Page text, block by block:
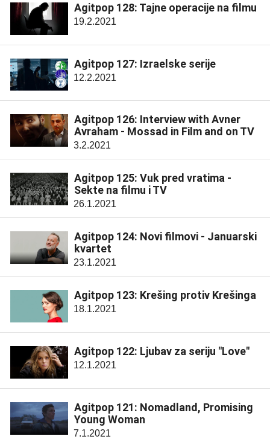
Agitpop 128: Tajne operacije na filmu
19.2.2021
Agitpop 127: Izraelske serije
12.2.2021
Agitpop 126: Interview with Avner
Avraham - Mossad in Film and on TV
3.2.2021
Agitpop 125: Vuk pred vratima -
Sekte na filmu i TV
26.1.2021
Agitpop 124: Novi filmovi - Januarski
kvartet
23.1.2021
Agitpop 123: Krešing protiv Krešinga
18.1.2021
Agitpop 122: Ljubav za seriju "Love"
12.1.2021
Agitpop 121: Nomadland, Promising
Young Woman
7.1.2021